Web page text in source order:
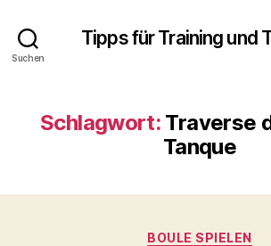
Suchen
Tipps für Training und
Schlagwort: Traverse
Tanque
Kategorien
BOULE SPIELEN